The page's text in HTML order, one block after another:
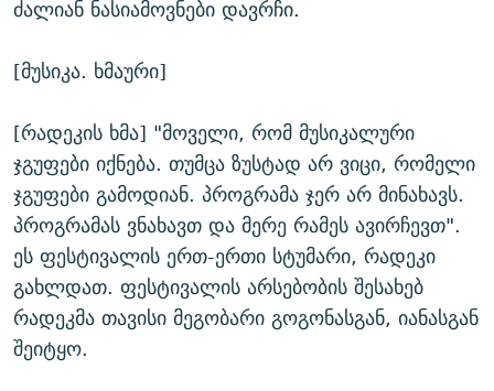
ძალიან ნასიამოვნები დავრჩი.
[მუსიკა. ხმაური]
[რადეკის ხმა] "მოველი, რომ მუსიკალური
ჯგუფები იქნება. თუმცა ზუსტად არ ვიცი, რომელი
ჯგუფები გამოდიან. პროგრამა ჯერ არ მინახავს.
პროგრამას ვნახავთ და მერე რამეს ავირჩევთ".
ეს ფესტივალის ერთ-ერთი სტუმარი, რადეკი
გახლდათ. ფესტივალის არსებობის შესახებ
რადეკმა თავისი მეგობარი გოგონასგან, იანასგან
შეიტყო.